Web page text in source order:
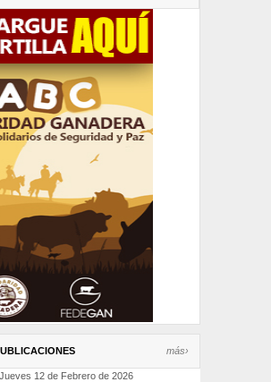
más›
12 de Febrero de 2026